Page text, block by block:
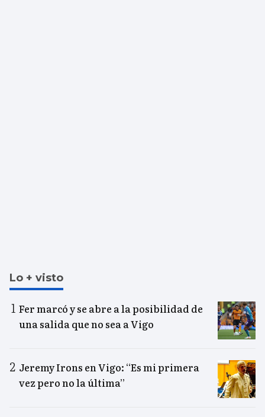
Lo + visto
Fer marcó y se abre a la posibilidad de
una salida que no sea a Vigo
Jeremy Irons en Vigo: “Es mi primera
vez pero no la última”